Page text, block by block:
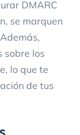
DMARC
se marquen
sobre los
lo que te
de tus